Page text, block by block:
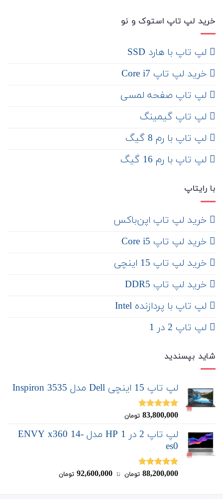
خرید لپ تاپ استوک و نو
لپ تاپ با هارد SSD
خرید لپ تاپ Core i7
لپ تاپ صفحه لمسی
لپ تاپ گیمینگ
لپ تاپ با رم 8 گیگ
لپ تاپ با رم 16 گیگ
با رایتاپ
‌ خرید لپ تاپ اپن‌باکس
خرید لپ تاپ Core i5
‌‌ خرید لپ تاپ 15 اینچی
خرید لپ تاپ DDR5
لپ تاپ با پردازنده Intel
لپ تاپ 2 در 1
شاید بپسندید
لپ تاپ 15 اینچی Dell مدل Inspiron 3535
نمره5.00
83,800,000 تومان
لپ تاپ 2 در 1 HP مدل ENVY x360 14-
es0
نمره5.00
88,200,000 تومان ‌ تا ‌ 92,600,000 تومان